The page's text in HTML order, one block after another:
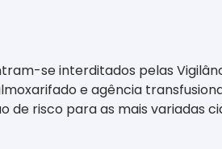
se interditados pelas
e agência
risco para as mais variadas